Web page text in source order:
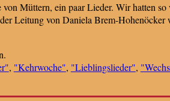
Müttern, ein paar Lieder. Wir hatten so
Leitung von Daniela Brem-Hohenöcker
, "Kehrwoche", "Lieblingslieder",